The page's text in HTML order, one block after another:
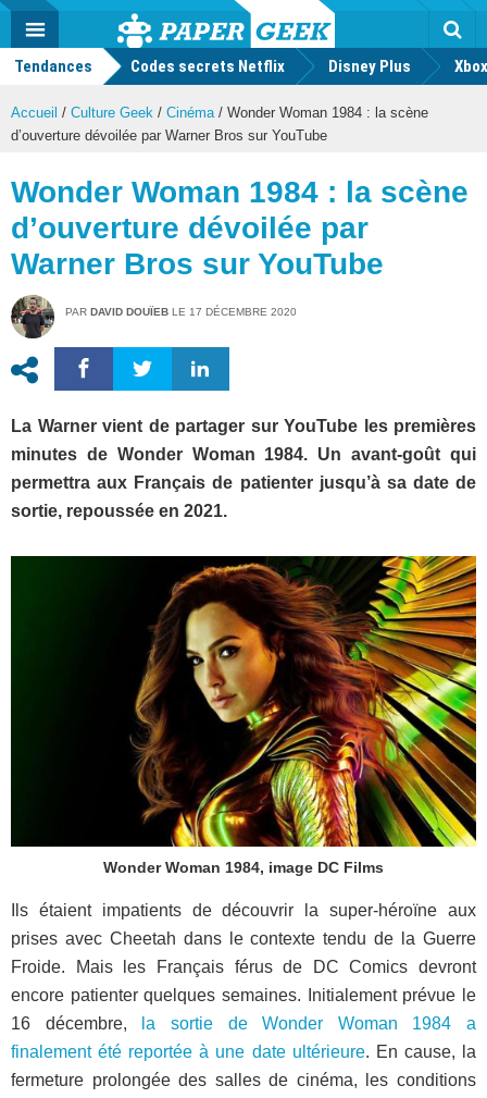
Actu
geek
MENU
Tendances Codes secrets Netflix Disney Plus
Accueil / Culture Geek / Cinéma / Wonder Woman 1984 : la scène
d’ouverture dévoilée par Warner Bros sur YouTube
Wonder Woman 1984 : la scène
d’ouverture dévoilée par
Warner Bros sur YouTube
PAR DAVID DOUÏEB LE 17 DÉCEMBRE 2020
La Warner vient de partager sur YouTube les premières
minutes de Wonder Woman 1984. Un avant-goût qui
permettra aux Français de patienter jusqu’à sa date de
sortie, repoussée en 2021.
Wonder Woman 1984, image DC Films
Ils étaient impatients de découvrir la super-héroïne aux
prises avec Cheetah dans le contexte tendu de la Guerre
Froide. Mais les Français férus de DC Comics devront
encore patienter quelques semaines. Initialement prévue le
16 décembre,
la sortie de Wonder Woman 1984 a
finalement été reportée à une date ultérieure. En cause, la
fermeture prolongée des salles de cinéma, les conditions
Mode
FacebookTwitter Youtube